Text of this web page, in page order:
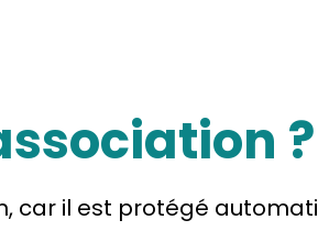
?
car il est protégé